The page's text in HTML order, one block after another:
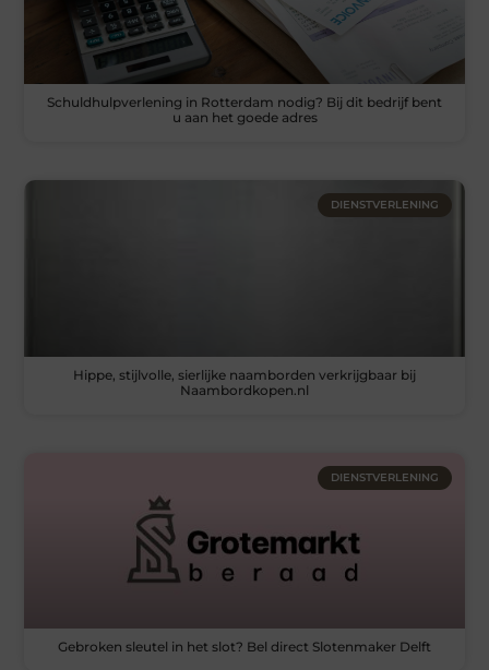
Schuldhulpverlening in Rotterdam nodig? Bij dit bedrijf bent
u aan het goede adres
DIENSTVERLENING
Hippe, stijlvolle, sierlijke naamborden verkrijgbaar bij
Naambordkopen.nl
DIENSTVERLENING
Gebroken sleutel in het slot? Bel direct Slotenmaker Delft